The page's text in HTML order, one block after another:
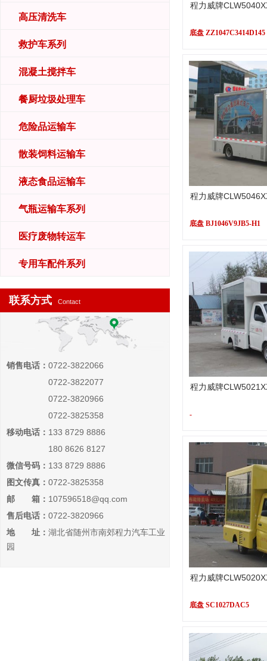
高压清洗车
救护车系列
混凝土搅拌车
餐厨垃圾处理车
危险品运输车
散装饲料运输车
液态食品运输车
气瓶运输车系列
医疗废物转运车
专用车配件系列
联系方式 Contact
销售电话： 0722-3822066
0722-3822077
0722-3820966
0722-3825358
移动电话： 133 8729 8886
180 8626 8127
微信号码： 133 8729 8886
图文传真： 0722-3825358
邮 箱： 107596518@qq.com
售后电话： 0722-3820966
地 址： 湖北省随州市南郊程力汽车工业
园
程力威牌
底盘 ZZ1047C3414D145
程力威牌
底盘 BJ1046V9JB5-H1
程力威牌
-
程力威牌
底盘 SC1027DAC5